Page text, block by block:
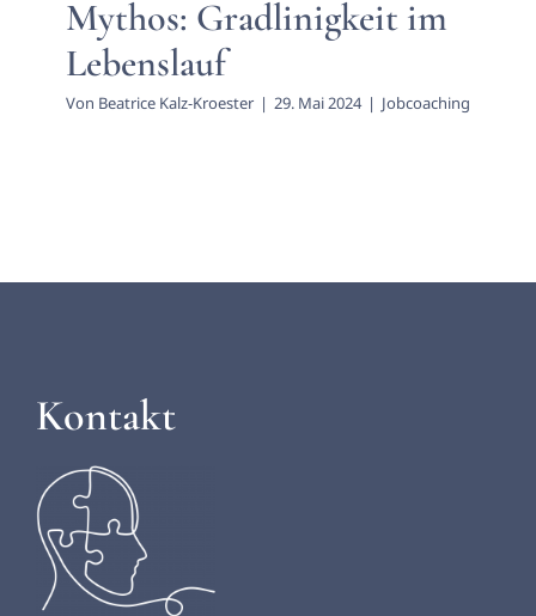
Mythos: Gradlinigkeit im
Lebenslauf
Von Beatrice Kalz-Kroester | 29. Mai 2024 | Jobcoaching
Kontakt